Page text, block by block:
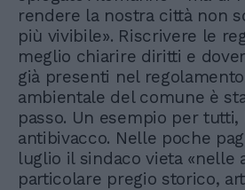
rendere la nostra città non
più vivibile». Riscrivere le
meglio chiarire diritti e
già presenti nel
ambientale del comune è
passo. Un esempio per
antibivacco. Nelle poche
luglio il sindaco vieta «nelle
particolare pregio storico,